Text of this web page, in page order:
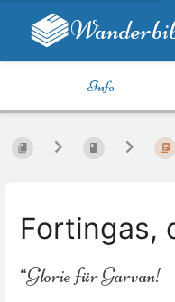
Info
Fortingas,
“Glorie für Garvan!